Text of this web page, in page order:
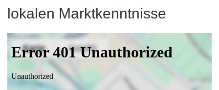
lokalen Marktkenntnisse